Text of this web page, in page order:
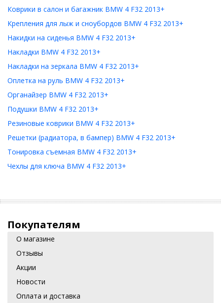
Коврики в салон и багажник BMW 4 F32 2013+
Крепления для лыж и сноубордов BMW 4 F32 2013+
Накидки на сиденья BMW 4 F32 2013+
Накладки BMW 4 F32 2013+
Накладки на зеркала BMW 4 F32 2013+
Оплетка на руль BMW 4 F32 2013+
Органайзер BMW 4 F32 2013+
Подушки BMW 4 F32 2013+
Резиновые коврики BMW 4 F32 2013+
Решетки (радиатора, в бампер) BMW 4 F32 2013+
Тонировка съемная BMW 4 F32 2013+
Чехлы для ключа BMW 4 F32 2013+
Покупателям
О магазине
Отзывы
Акции
Новости
Оплата и доставка